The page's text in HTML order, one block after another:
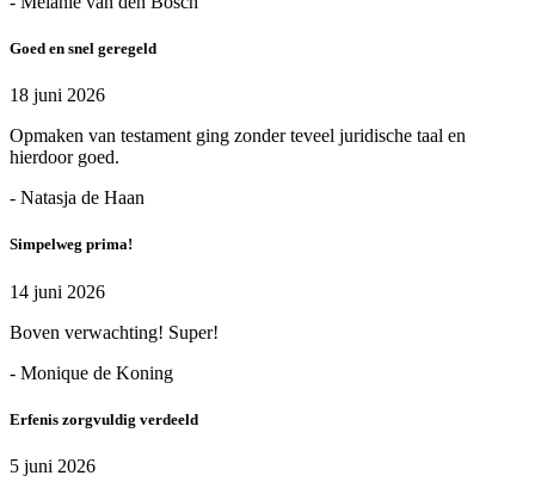
Goed en snel geregeld
18 juni 2026
Opmaken van testament ging zonder teveel juridische taal en
hierdoor goed.
- Natasja de Haan
Simpelweg prima!
14 juni 2026
Boven verwachting! Super!
- Monique de Koning
Erfenis zorgvuldig verdeeld
5 juni 2026